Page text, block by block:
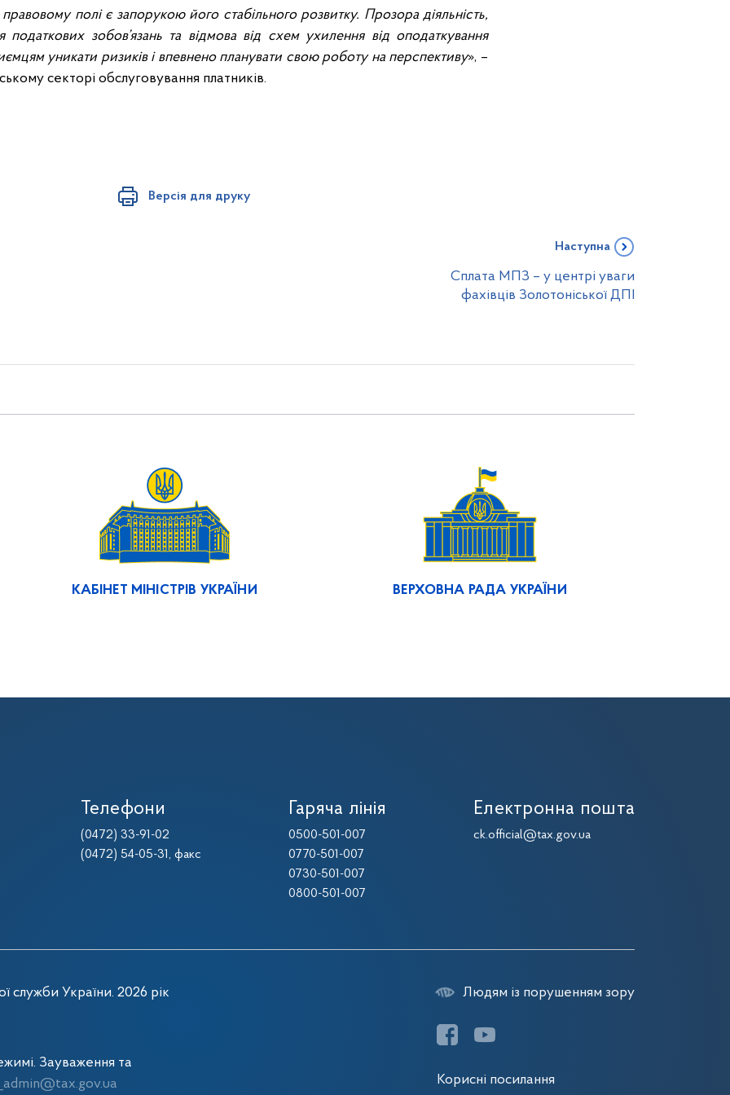
полі є запорукою його стабільного розвитку. Прозора діяльність,
податкових зобов’язань та відмова від схем ухилення від оподаткування
уникати ризиків і впевнено планувати свою роботу на перспективу», –
секторі обслуговування платників.
Версія для друку
Наступна
Сплата МПЗ – у центрі уваги
фахівців Золотоніської ДПІ
КАБІНЕТ МІНІСТРІВ УКРАЇНИ ВЕРХОВНА РАДА УКРАЇНИ
Телефони
(0472) 33-91-02
(0472) 54-05-31 , факс
Гаряча лінія
0500-501-007
0770-501-007
0730-501-007
0800-501-007
Електронна пошта
ck.official@tax.gov.ua
служби України. 2026 рік
Зауваження та
Людям із порушенням зору
Корисні посилання